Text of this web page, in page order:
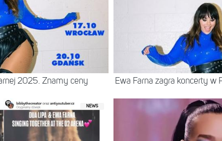
2025. Znamy ceny Ewa Farna zagra koncerty w
NEWS